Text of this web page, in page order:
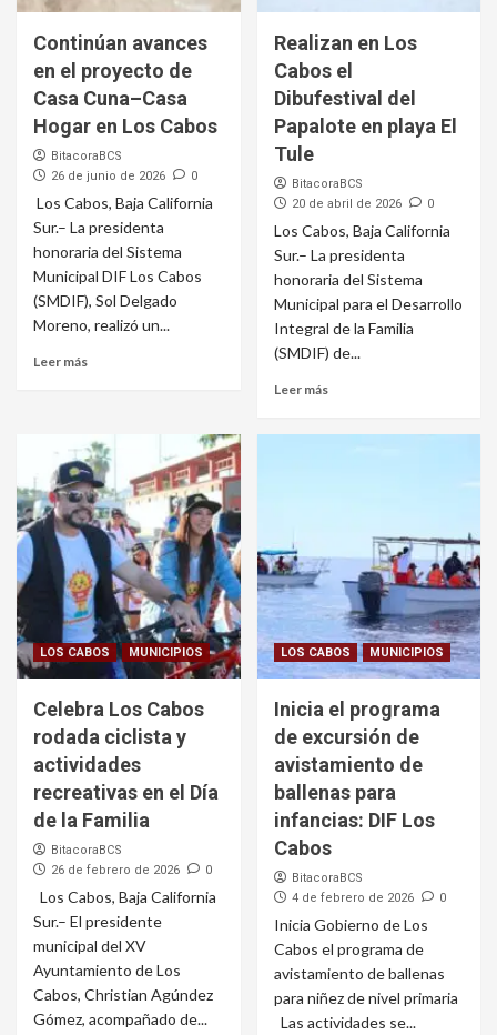
Continúan avances
en el proyecto de
Casa Cuna–Casa
Hogar en Los Cabos
BitacoraBCS
26 de junio de 2026
0
Los Cabos, Baja California
Sur.– La presidenta
honoraria del Sistema
Municipal DIF Los Cabos
(SMDIF), Sol Delgado
Moreno, realizó un...
Leer más
Realizan en Los
Cabos el
Dibufestival del
Papalote en playa El
Tule
BitacoraBCS
20 de abril de 2026
0
Los Cabos, Baja California
Sur.– La presidenta
honoraria del Sistema
Municipal para el Desarrollo
Integral de la Familia
(SMDIF) de...
Leer más
LOS CABOS MUNICIPIOS
Celebra Los Cabos
rodada ciclista y
actividades
recreativas en el Día
de la Familia
BitacoraBCS
26 de febrero de 2026
0
Los Cabos, Baja California
Sur.– El presidente
municipal del XV
Ayuntamiento de Los
Cabos, Christian Agúndez
Gómez, acompañado de...
LOS CABOS MUNICIPIOS
Inicia el programa
de excursión de
avistamiento de
ballenas para
infancias: DIF Los
Cabos
BitacoraBCS
4 de febrero de 2026
0
Inicia Gobierno de Los
Cabos el programa de
avistamiento de ballenas
para niñez de nivel primaria
Las actividades se...